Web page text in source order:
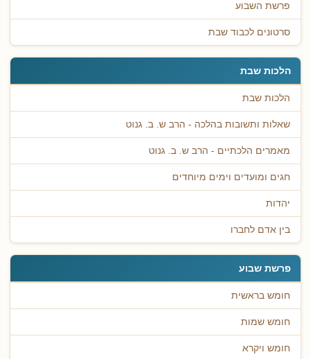
פרשת השבוע
סרטונים לכבוד שבת
הלכות שבת
הלכות שבת
שאלות ותשובות בהלכה - הרב ש. ב. גנוט
מאמרים הלכתיים - הרב ש. ב. גנוט
חגים ומועדים וימים מיוחדים
יהדות
בין אדם לחברו
פרשת שבוע
חומש בראשית
חומש שמות
חומש ויקרא